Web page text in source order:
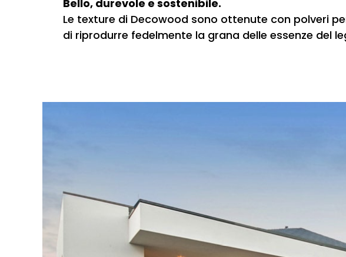
Bello, durevole e sostenibile.
Le texture di Decowood sono ottenute con polveri
di riprodurre fedelmente la grana delle essenze del